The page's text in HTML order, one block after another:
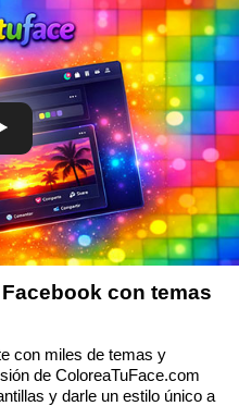
con temas
con miles de temas y
de ColoreaTuFace.com
y darle un estilo único a